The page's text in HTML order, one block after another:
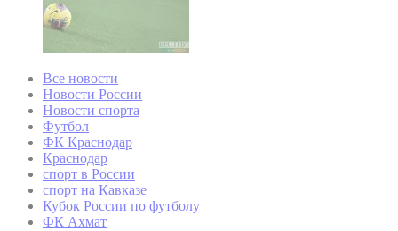
Все новости
Новости России
Новости спорта
Футбол
ФК Краснодар
Краснодар
спорт в России
спорт на Кавказе
Кубок России по футболу
ФК Ахмат